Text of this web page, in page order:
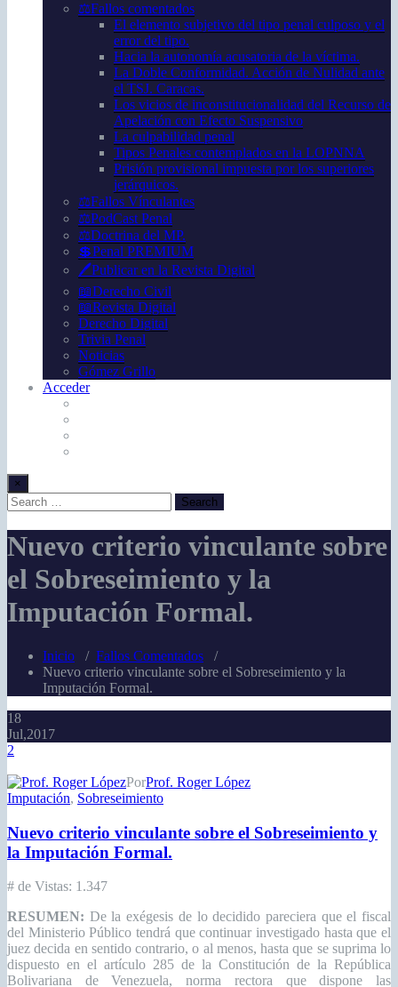
⚖️Fallos comentados
El elemento subjetivo del tipo penal culposo y el
error del tipo.
Hacia la autonomía acusatoria de la víctima.
La Doble Conformidad. Acción de Nulidad ante
el TSJ. Caracas.
Los vicios de inconstitucionalidad del Recurso de
Apelación con Efecto Suspensivo
La culpabilidad penal
Tipos Penales contemplados en la LOPNNA
Prisión provisional impuesta por los superiores
jerárquicos.
⚖️Fallos Vínculantes
⚖️PodCast Penal
⚖️Doctrina del MP.
💲Penal PREMIUM
🖊️Publicar en la Revista Digital
📖Derecho Civil
📖Revista Digital
Derecho Digital
Trivia Penal
Noticias
Gómez Grillo
Acceder
×
Nuevo criterio vinculante sobre
el Sobreseimiento y la
Imputación Formal.
Inicio / Fallos Comentados /
Nuevo criterio vinculante sobre el Sobreseimiento y la
Imputación Formal.
18
Jul,2017
2
PorProf. Roger López
Imputación, Sobreseimiento
Nuevo criterio vinculante sobre el Sobreseimiento y
la Imputación Formal.
# de Vistas: 1.347
RESUMEN: De la exégesis de lo decidido pareciera que el fiscal
del Ministerio Público tendrá que continuar investigado hasta que el
juez decida en sentido contrario, o al menos, hasta que se suprima lo
dispuesto en el artículo 285 de la Constitución de la República
Bolivariana de Venezuela, norma rectora que dispone las